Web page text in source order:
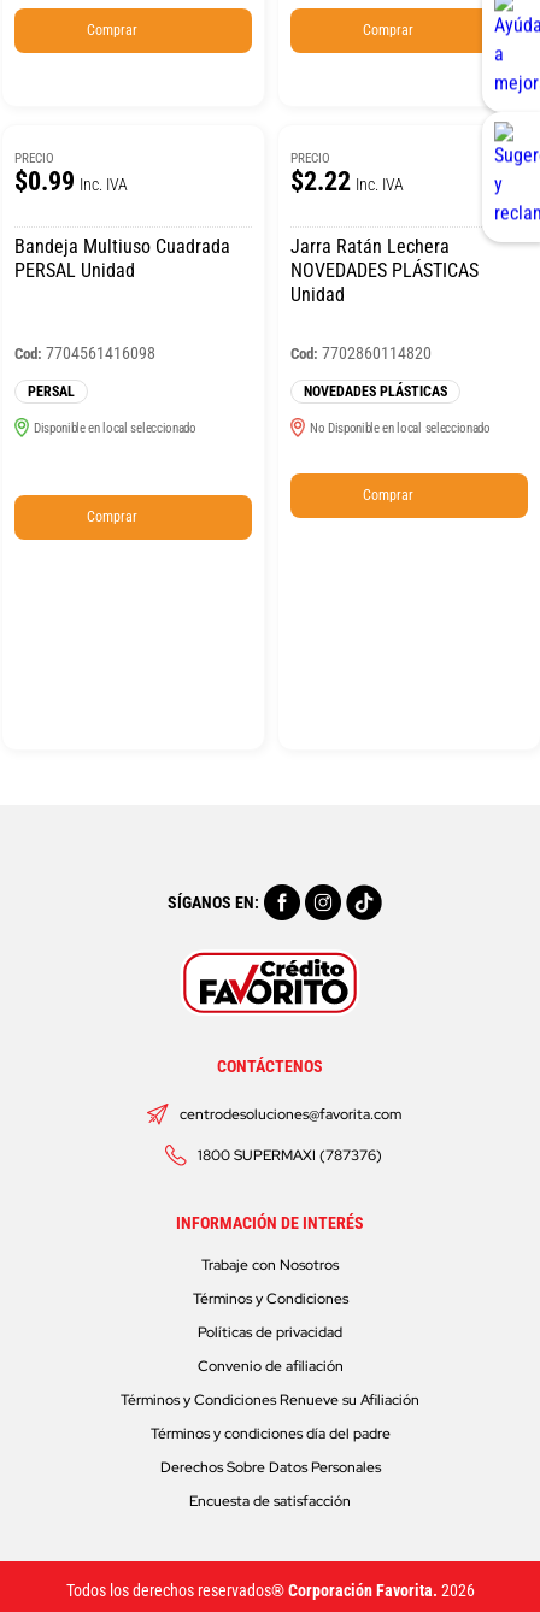
Comprar Comprar
PRECIO
$0.99 Inc. IVA
Bandeja Multiuso Cuadrada
PERSAL Unidad
Cod: 7704561416098
PERSAL
Disponible en local seleccionado
Comprar
PRECIO
$2.22 Inc. IVA
Jarra Ratán Lechera
NOVEDADES PLÁSTICAS
Unidad
Cod: 7702860114820
NOVEDADES PLÁSTICAS
No Disponible en local seleccionado
Comprar
SÍGANOS EN:
CONTÁCTENOS
centrodesoluciones@favorita.com
1800 SUPERMAXI (787376)
INFORMACIÓN DE INTERÉS
Trabaje con Nosotros
Términos y Condiciones
Políticas de privacidad
Convenio de afiliación
Términos y Condiciones Renueve su Afiliación
Términos y condiciones día del padre
Derechos Sobre Datos Personales
Encuesta de satisfacción
Todos los derechos reservados®Corporación Favorita. 2026